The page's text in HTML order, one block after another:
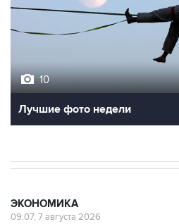
10
Лучшие фото недели
ЭКОНОМИКА
09:07, 7 августа 2026